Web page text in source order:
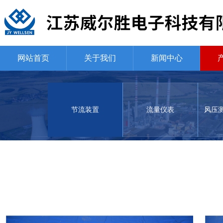
网站首页 关于我们 新闻中心
节流装置 流量仪表 风压